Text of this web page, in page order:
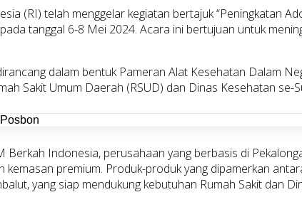
(RI) telah menggelar kegiatan bertajuk “Peningkatan
tanggal 6-8 Mei 2024. Acara ini bertujuan untuk
dalam bentuk Pameran Alat Kesehatan Dalam
Sakit Umum Daerah (RSUD) dan Dinas Kesehatan se-
Indonesia, perusahaan yang berbasis di
premium. Produk-produk yang dipamerkan
yang siap mendukung kebutuhan Rumah Sakit dan